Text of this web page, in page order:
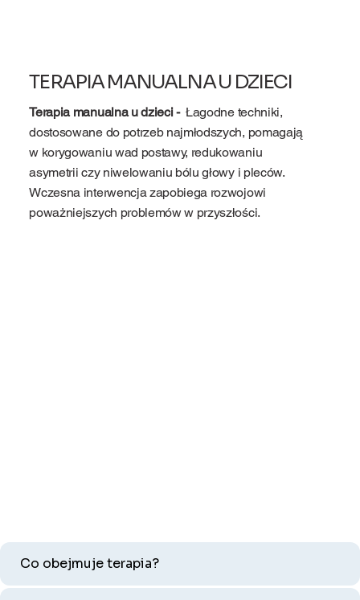
TERAPIA MANUALNA U DZIECI
Terapia manualna u dzieci -Łagodne techniki,
dostosowane do potrzeb najmłodszych, pomagają
w korygowaniu wad postawy, redukowaniu
asymetrii czy niwelowaniu bólu głowy i pleców.
Wczesna interwencja zapobiega rozwojowi
poważniejszych problemów w przyszłości.
Co obejmuje terapia?